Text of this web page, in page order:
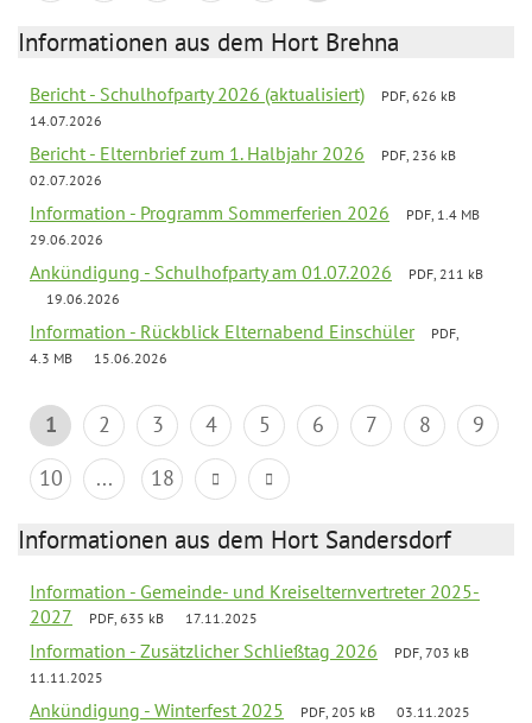
Informationen aus dem Hort Brehna
Bericht - Schulhofparty 2026 (aktualisiert)
PDF, 626 kB
14.07.2026
Bericht - Elternbrief zum 1. Halbjahr 2026
PDF, 236 kB
02.07.2026
Information - Programm Sommerferien 2026
PDF, 1.4 MB
29.06.2026
Ankündigung - Schulhofparty am 01.07.2026
PDF, 211 kB
19.06.2026
Information - Rückblick Elternabend Einschüler
PDF,
4.3 MB
15.06.2026
1 2 3 4 5 6 7 8
9
10
... 18
Informationen aus dem Hort Sandersdorf
Information - Gemeinde- und Kreiselternvertreter 2025-
2027
PDF, 635 kB 17.11.2025
Information - Zusätzlicher Schließtag 2026
PDF, 703 kB
11.11.2025
Ankündigung - Winterfest 2025 PDF, 205 kB 03.11.2025